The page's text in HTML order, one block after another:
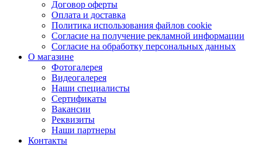
Договор оферты
Оплата и доставка
Политика использования файлов cookie
Согласие на получение рекламной информации
Согласие на обработку персональных данных
О магазине
Фотогалерея
Видеогалерея
Наши специалисты
Сертификаты
Вакансии
Реквизиты
Наши партнеры
Контакты